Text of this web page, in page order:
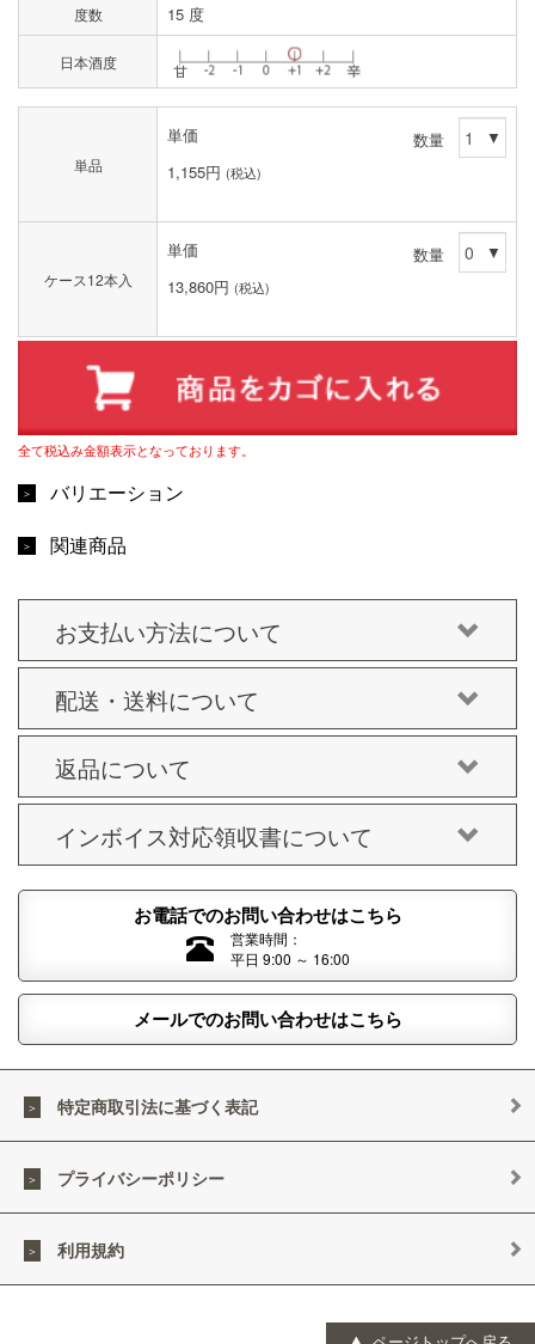
度数 15 度
日本酒度
単品
単価
1,155円 (税込)
数量
ケース12本入
単価
13,860円 (税込)
数量
全て税込み金額表示となっております。
バリエーション
関連商品
お支払い方法について
配送・送料について
返品について
インボイス対応領収書について
お電話でのお問い合わせはこちら
営業時間：
平日 9:00 ～ 16:00
メールでのお問い合わせはこちら
特定商取引法に基づく表記
プライバシーポリシー
利用規約